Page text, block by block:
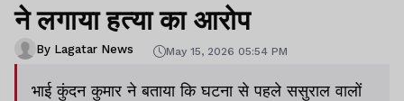
ने लगाया हत्या का आरोप
By Lagatar News May 15, 2026 05:54 PM
भाई कुंदन कुमार ने बताया कि घटना से पहले ससुराल वालों